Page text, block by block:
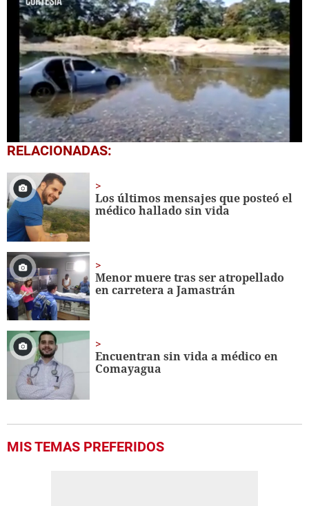
0
seconds
23
seconds
RELACIONADAS:
Los últimos mensajes que posteó el
médico hallado sin vida
Menor muere tras ser atropellado
en carretera a Jamastrán
Encuentran sin vida a médico en
Comayagua
MIS TEMAS PREFERIDOS